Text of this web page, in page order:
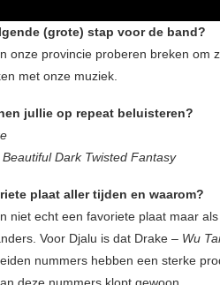
(grote) stap voor de band?
onze provincie proberen breken om
met onze muziek.
jullie op repeat beluisteren?
Beautiful Dark Twisted Fantasy
plaat aller tijden en waarom?
niet echt een favoriete plaat maar
Voor Djalu is dat Drake – Wu
nummers hebben een sterke